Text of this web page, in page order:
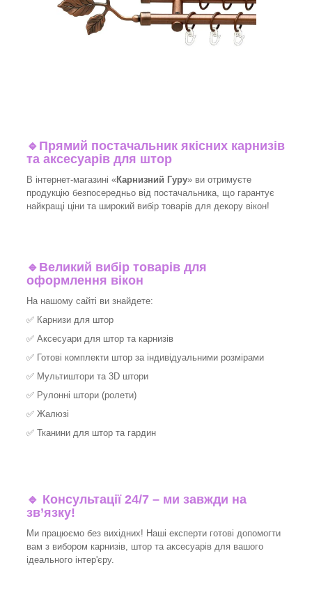
🔹 Прямий постачальник якісних карнизів
та аксесуарів для штор
В інтернет-магазині «Карнизний Гуру» ви отримуєте
продукцію безпосередньо від постачальника, що гарантує
найкращі ціни та широкий вибір товарів для декору вікон!
🔹 Великий вибір товарів для
оформлення вікон
На нашому сайті ви знайдете:
✅ Карнизи для штор
✅ Аксесуари для штор та карнизів
✅ Готові комплекти штор за індивідуальними розмірами
✅ Мультиштори та 3D штори
✅ Рулонні штори (ролети)
✅ Жалюзі
✅ Тканини для штор та гардин
🔹 Консультації 24/7 – ми завжди на
зв’язку!
Ми працюємо без вихідних! Наші експерти готові допомогти
вам з вибором карнизів, штор та аксесуарів для вашого
ідеального інтер'єру.